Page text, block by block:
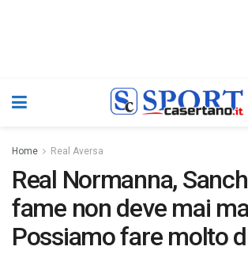
Home Real Aversa
Real Normanna,
fame non deve mai
Possiamo fare molto